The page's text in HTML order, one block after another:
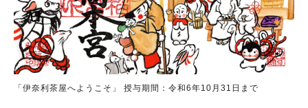
「伊奈利茶屋へようこそ」 授与期間：令和6年10月31日まで